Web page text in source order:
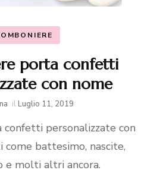
porta confetti
con nome
il Luglio 11, 2019
personalizzate con
come battesimo, nascite,
e molti altri ancora.